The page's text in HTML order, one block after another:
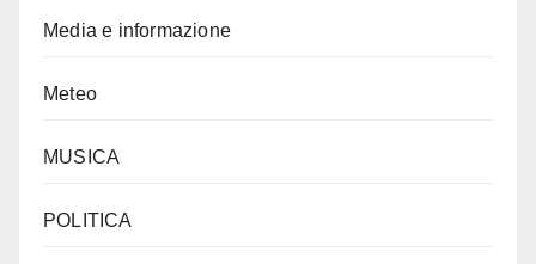
Media e informazione
Meteo
MUSICA
POLITICA